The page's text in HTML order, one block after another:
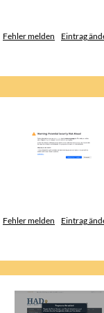
Fehler melden Eintrag
Fehler melden Eintrag